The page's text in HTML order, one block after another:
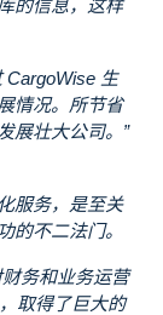
的信息，这样
CargoWise 生
情况。所节省
展壮大公司。”
服务，是至关
的不二法门。
务和业务运营
取得了巨大的